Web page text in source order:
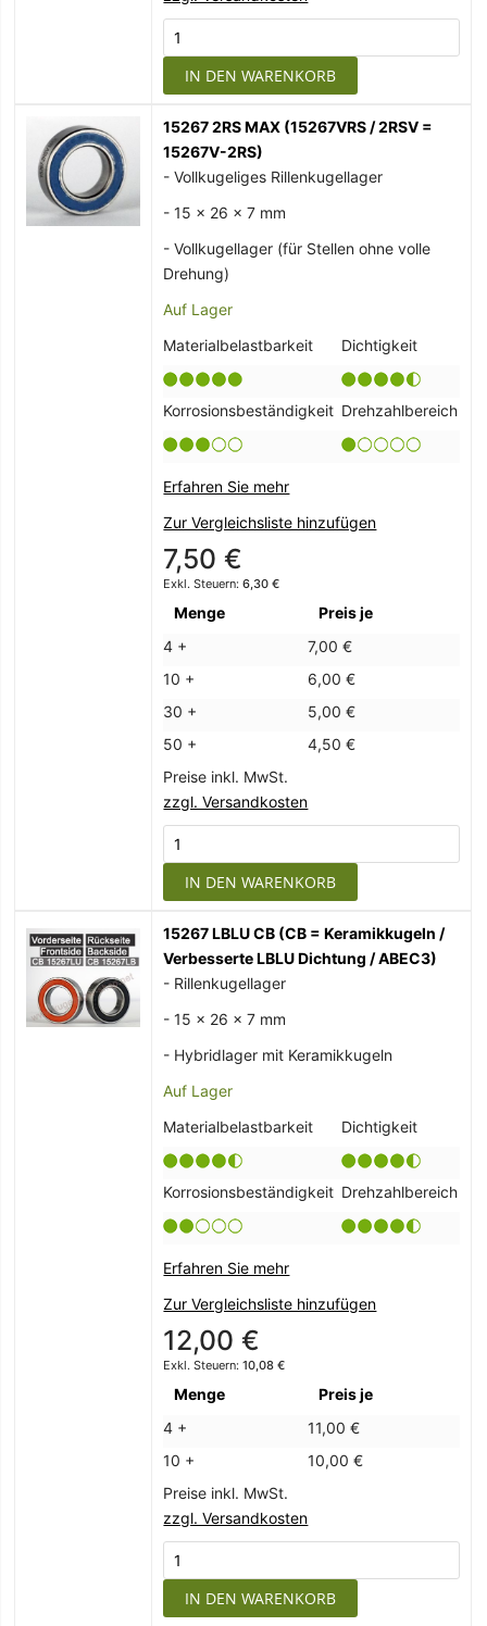
IN DEN WARENKORB
15267 2RS MAX (15267VRS / 2RSV =
15267V-2RS)
- Vollkugeliges Rillenkugellager
- 15 x 26 x 7 mm
- Vollkugellager (für Stellen ohne volle
Drehung)
Auf Lager
Materialbelastbarkeit
Dichtigkeit
Korrosionsbeständigkeit Drehzahlbereich
Erfahren Sie mehr
Zur Vergleichsliste hinzufügen
7,50 €
6,30 €
Menge
Preis je
4 +
7,00 €
10 +
6,00 €
30 +
5,00 €
50 +
4,50 €
Preise inkl. MwSt.
zzgl. Versandkosten
IN DEN WARENKORB
15267 LBLU CB (CB = Keramikkugeln /
Verbesserte LBLU Dichtung / ABEC3)
- Rillenkugellager
- 15 x 26 x 7 mm
- Hybridlager mit Keramikkugeln
Auf Lager
Materialbelastbarkeit
Dichtigkeit
Korrosionsbeständigkeit Drehzahlbereich
Erfahren Sie mehr
Zur Vergleichsliste hinzufügen
12,00 €
10,08 €
Menge
Preis je
4 +
11,00 €
10 +
10,00 €
Preise inkl. MwSt.
zzgl. Versandkosten
IN DEN WARENKORB